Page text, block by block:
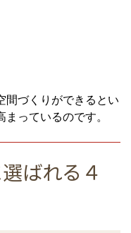
間づくりができるとい
っているのです。
ばれる４